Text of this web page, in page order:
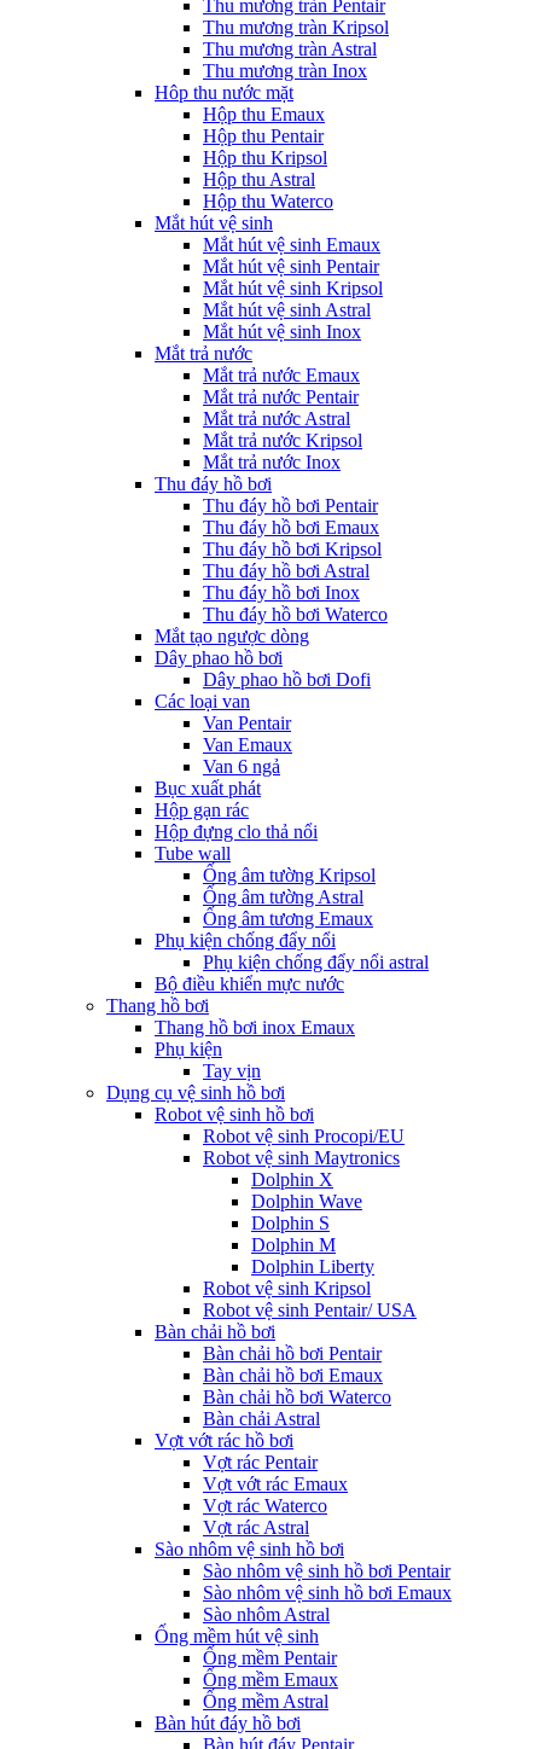
Thu mương tràn Pentair
Thu mương tràn Kripsol
Thu mương tràn Astral
Thu mương tràn Inox
Hôp thu nước mặt
Hộp thu Emaux
Hộp thu Pentair
Hộp thu Kripsol
Hộp thu Astral
Hộp thu Waterco
Mắt hút vệ sinh
Mắt hút vệ sinh Emaux
Mắt hút vệ sinh Pentair
Mắt hút vệ sinh Kripsol
Mắt hút vệ sinh Astral
Mắt hút vệ sinh Inox
Mắt trả nước
Mắt trả nước Emaux
Mắt trả nước Pentair
Mắt trả nước Astral
Mắt trả nước Kripsol
Mắt trả nước Inox
Thu đáy hồ bơi
Thu đáy hồ bơi Pentair
Thu đáy hồ bơi Emaux
Thu đáy hồ bơi Kripsol
Thu đáy hồ bơi Astral
Thu đáy hồ bơi Inox
Thu đáy hồ bơi Waterco
Mắt tạo ngược dòng
Dây phao hồ bơi
Dây phao hồ bơi Dofi
Các loại van
Van Pentair
Van Emaux
Van 6 ngả
Bục xuất phát
Hộp gạn rác
Hộp đựng clo thả nổi
Tube wall
Ống âm tường Kripsol
Ống âm tường Astral
Ống âm tương Emaux
Phụ kiện chống đẩy nổi
Phụ kiện chống đẩy nổi astral
Bộ điều khiển mực nước
Thang hồ bơi
Thang hồ bơi inox Emaux
Phụ kiện
Tay vịn
Dụng cụ vệ sinh hồ bơi
Robot vệ sinh hồ bơi
Robot vệ sinh Procopi/EU
Robot vệ sinh Maytronics
Dolphin X
Dolphin Wave
Dolphin S
Dolphin M
Dolphin Liberty
Robot vệ sinh Kripsol
Robot vệ sinh Pentair/ USA
Bàn chải hồ bơi
Bàn chải hồ bơi Pentair
Bàn chải hồ bơi Emaux
Bàn chải hồ bơi Waterco
Bàn chải Astral
Vợt vớt rác hồ bơi
Vợt rác Pentair
Vợt vớt rác Emaux
Vợt rác Waterco
Vợt rác Astral
Sào nhôm vệ sinh hồ bơi
Sào nhôm vệ sinh hồ bơi Pentair
Sào nhôm vệ sinh hồ bơi Emaux
Sào nhôm Astral
Ống mềm hút vệ sinh
Ống mềm Pentair
Ống mềm Emaux
Ống mềm Astral
Bàn hút đáy hồ bơi
Bàn hút đáy Pentair